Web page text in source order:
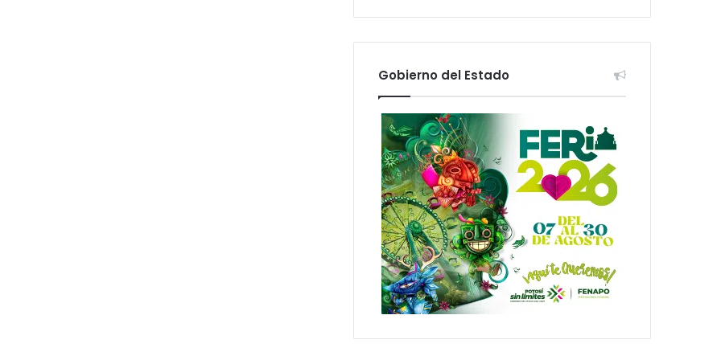
Gobierno del Estado